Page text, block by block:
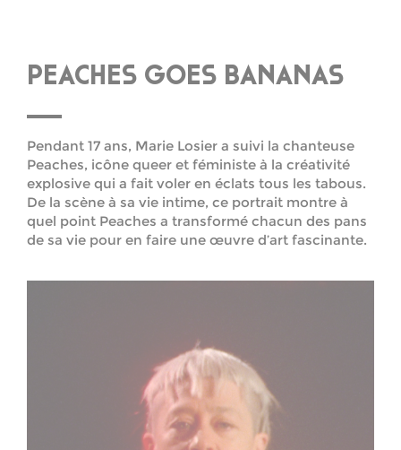
PEACHES GOES BANANAS
Pendant 17 ans, Marie Losier a suivi la chanteuse
Peaches, icône queer et féministe à la créativité
explosive qui a fait voler en éclats tous les tabous.
De la scène à sa vie intime, ce portrait montre à
quel point Peaches a transformé chacun des pans
de sa vie pour en faire une œuvre d’art fascinante.